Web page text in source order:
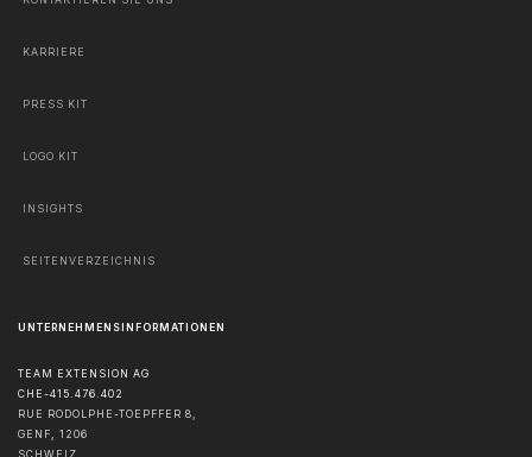
KARRIERE
PRESS KIT
LOGO KIT
INSIGHTS
SEITENVERZEICHNIS
UNTERNEHMENSINFORMATIONEN
TEAM EXTENSION AG
CHE-415.476.402
RUE RODOLPHE-TOEPFFER 8,
GENF, 1206